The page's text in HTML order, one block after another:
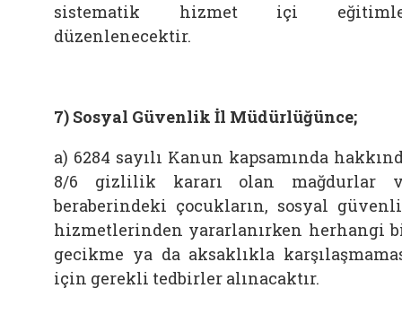
sistematik hizmet içi
düzenlenecektir.
7) Sosyal Güvenlik İl Müdürlüğünce;
a) 6284 sayılı Kanun kapsamında
8/6 gizlilik kararı olan mağdurlar
beraberindeki çocukların, sosyal
hizmetlerinden yararlanırken herhangi
gecikme ya da aksaklıkla
için gerekli tedbirler alınacaktır.